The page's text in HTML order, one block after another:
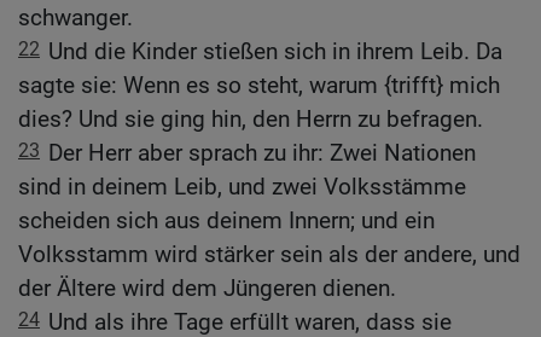
schwanger.
22 Und die Kinder stießen sich in ihrem Leib. Da
sagte sie: Wenn es so steht, warum {trifft} mich
dies? Und sie ging hin, den Herrn zu befragen.
23 Der Herr aber sprach zu ihr: Zwei Nationen
sind in deinem Leib, und zwei Volksstämme
scheiden sich aus deinem Innern; und ein
Volksstamm wird stärker sein als der andere, und
der Ältere wird dem Jüngeren dienen.
24 Und als ihre Tage erfüllt waren, dass sie